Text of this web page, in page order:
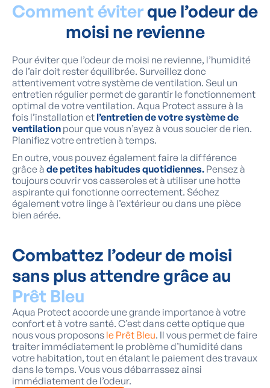
Comment éviterque l’odeur de
moisi ne revienne
Pour éviter que l’odeur de moisi ne revienne, l’humidité
de l’air doit rester équilibrée. Surveillez donc
attentivement votre système de ventilation. Seul un
entretien régulier permet de garantir le fonctionnement
optimal de votre ventilation. Aqua Protect assure à la
fois l’installation et l’entretien de votre système de
ventilation pour que vous n’ayez à vous soucier de rien.
Planifiez votre entretien à temps.
En outre, vous pouvez également faire la différence
grâce à de petites habitudes quotidiennes. Pensez à
toujours couvrir vos casseroles et à utiliser une hotte
aspirante qui fonctionne correctement. Séchez
également votre linge à l’extérieur ou dans une pièce
bien aérée.
Combattez l’odeur de moisi
sans plus attendre grâce au
Prêt Bleu
Aqua Protect accorde une grande importance à votre
confort et à votre santé. C’est dans cette optique que
nous vous proposons le Prêt Bleu. Il vous permet de faire
traiter immédiatement le problème d’humidité dans
votre habitation, tout en étalant le paiement des travaux
dans le temps. Vous vous débarrassez ainsi
immédiatement de l’odeur.